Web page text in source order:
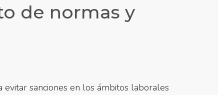
de normas y
sanciones en los ámbitos laborales